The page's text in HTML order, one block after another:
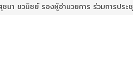
า ชวนิชย์ รองผู้อำนวยการ ร่วมการปร